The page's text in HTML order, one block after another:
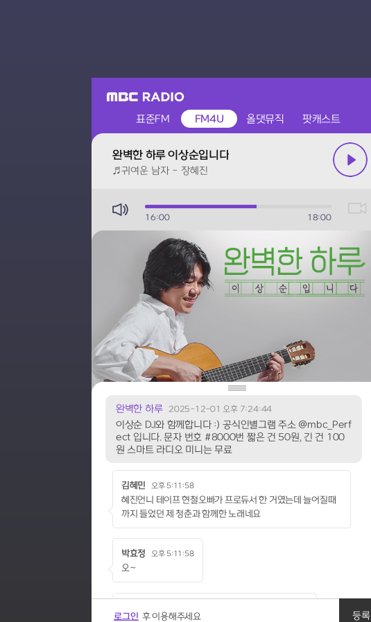
표준FM FM4U 올댓뮤직 팟캐스트
FM4U
완벽한 하루 이상순입니다
♬귀여운 남자 - 장혜진
16:00 18:00
완벽한 하루 2025-12-01 오후 7:24:44
이상순 DJ와 함께합니다 :) 공식인별그램 주소 @mbc_Perf
ect 입니다. 문자 번호 #8000번 짧은 건 50원, 긴 건 100
원 스마트 라디오 미니는 무료
김혜민 오후 5:11:58
혜진언니 테이프 현철오빠가 프로듀서 한 거였는데 늘어질때
까지 들었던 제 청춘과 함께한 노래네요
박효정 오후 5:11:58
오~
로그인 후 이용해주세요 등록